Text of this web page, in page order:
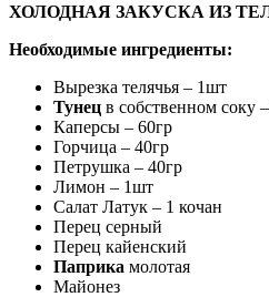
ХОЛОДНАЯ ЗАКУСКА ИЗ
Необходимые ингредиенты:
Вырезка телячья – 1шт
Тунец в собственном соку
Каперсы – 60гр
Горчица – 40гр
Петрушка – 40гр
Лимон – 1шт
Салат Латук – 1 кочан
Перец серный
Перец кайенский
Паприка молотая
Майонез